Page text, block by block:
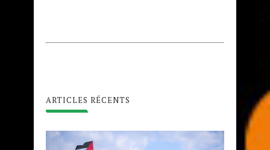
ARTICLES RÉCENTS